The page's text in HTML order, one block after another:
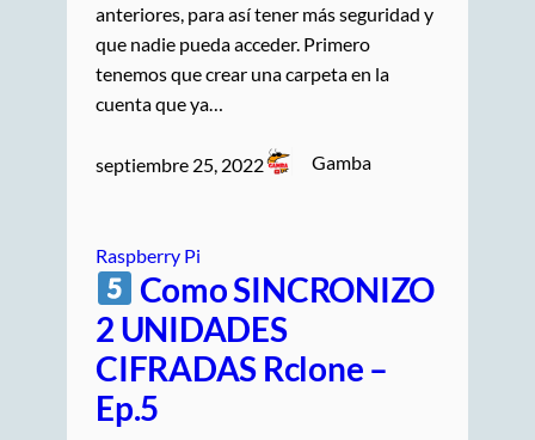
anteriores, para así tener más seguridad y
que nadie pueda acceder. Primero
tenemos que crear una carpeta en la
cuenta que ya…
septiembre 25, 2022 Gamba
Raspberry Pi
Como SINCRONIZO
2 UNIDADES
CIFRADAS Rclone –
Ep.5